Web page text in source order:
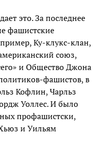
это. За последнее
фашистские
Ку-клукс-клан,
союз,
и Общество Джона
фашистов, в
Кофлин, Чарльз
Уоллес. И было
профашистски,
и Уильям